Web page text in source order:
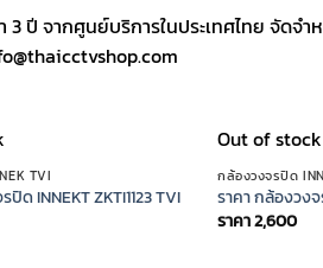
ปี จากศูนย์บริการในประเทศไทย จัดจำ
TVI
ด INNEKT ZKTI1123 TVI
Out of stock
กล้องวงจรปิด
ราคา กล้องวงจ
ราคา2,600